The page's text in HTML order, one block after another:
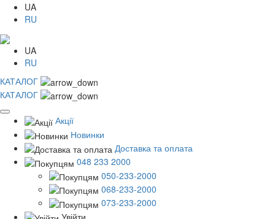
UA
RU
UA
RU
КАТАЛОГ
КАТАЛОГ
Акції
Новинки
Доставка та оплата
048 233 2000
050-233-2000
068-233-2000
073-233-2000
Увійти